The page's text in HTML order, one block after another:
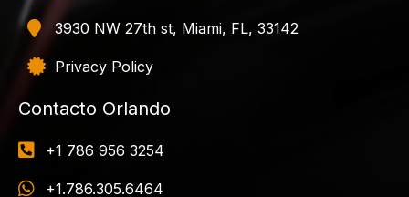
3930 NW 27th st, Miami, FL, 33142
Privacy Policy
Contacto Orlando
+1 786 956 3254
+1.786.305.6464